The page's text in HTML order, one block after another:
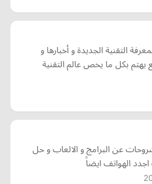
التقنية الجديدة و أخبارها و
بكل ما يخص عالم التقنية
عن البرامج و الالعاب و حل
الهواتف ايضاً